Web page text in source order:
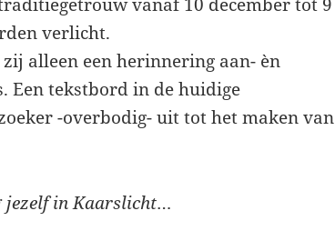
verlicht.
alleen een herinnering aan- èn
Een tekstbord in de huidige
-overbodig- uit tot het maken van
jezelf in Kaarslicht…